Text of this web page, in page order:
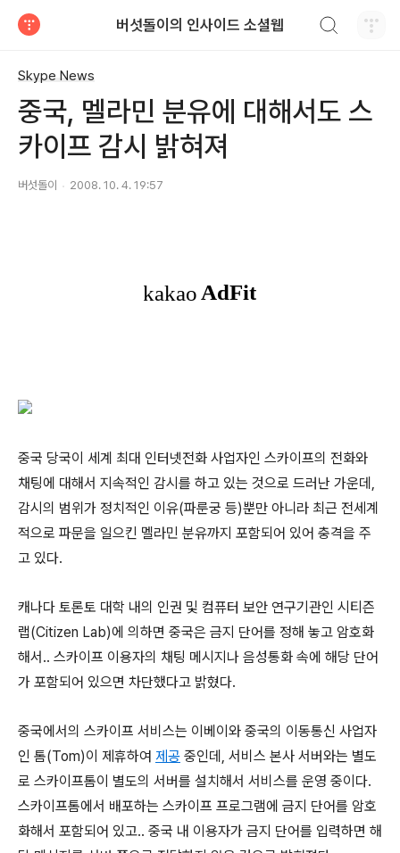
버섯돌이의 인사이드 소셜웹
Skype News
중국, 멜라민 분유에 대해서도 스
카이프 감시 밝혀져
버섯돌이 2008. 10. 4. 19:57
중국 당국이 세계 최대 인터넷전화 사업자인 스카이프의 전화와
채팅에 대해서 지속적인 감시를 하고 있는 것으로 드러난 가운데,
감시의 범위가 정치적인 이유(파룬궁 등)뿐만 아니라 최근 전세계
적으로 파문을 일으킨 멜라민 분유까지 포함되어 있어 충격을 주
고 있다.
캐나다 토론토 대학 내의 인권 및 컴퓨터 보안 연구기관인 시티즌
랩(Citizen Lab)에 의하면 중국은 금지 단어를 정해 놓고 암호화
해서.. 스카이프 이용자의 채팅 메시지나 음성통화 속에 해당 단어
가 포함되어 있으면 차단했다고 밝혔다.
중국에서의 스카이프 서비스는 이베이와 중국의 이동통신 사업자
인 톰(Tom)이 제휴하여 제공 중인데, 서비스 본사 서버와는 별도
로 스카이프톰이 별도의 서버를 설치해서 서비스를 운영 중이다.
스카이프톰에서 배포하는 스카이프 프로그램에 금지 단어를 암호
화해서 포함되어 있고.. 중국 내 이용자가 금지 단어를 입력하면 해